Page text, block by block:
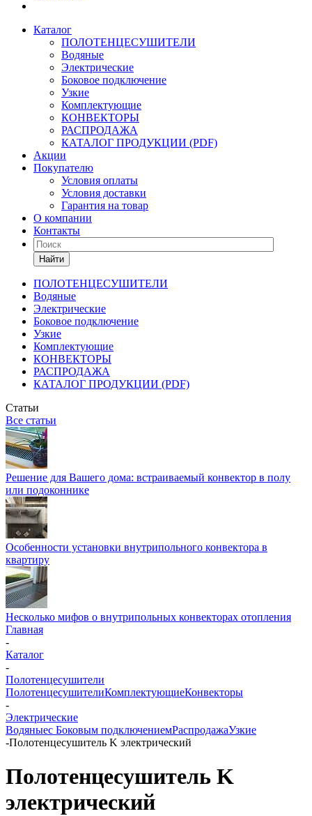
Каталог
ПОЛОТЕНЦЕСУШИТЕЛИ
Водяные
Электрические
Боковое подключение
Узкие
Комплектующие
КОНВЕКТОРЫ
РАСПРОДАЖА
КАТАЛОГ ПРОДУКЦИИ (PDF)
Акции
Покупателю
Условия оплаты
Условия доставки
Гарантия на товар
О компании
Контакты
Найти
ПОЛОТЕНЦЕСУШИТЕЛИ
Водяные
Электрические
Боковое подключение
Узкие
Комплектующие
КОНВЕКТОРЫ
РАСПРОДАЖА
КАТАЛОГ ПРОДУКЦИИ (PDF)
Статьи
Все статьи
Решение для Вашего дома: встраиваемый конвектор в полу
или подоконнике
Особенности установки внутрипольного конвектора в
квартиру
Несколько мифов о внутрипольных конвекторах отопления
Главная
-
Каталог
-
Полотенцесушители
ПолотенцесушителиКомплектующиеКонвекторы
-
Электрические
Водяныес Боковым подключениемРаспродажаУзкие
-Полотенцесушитель K электрический
Полотенцесушитель K
электрический